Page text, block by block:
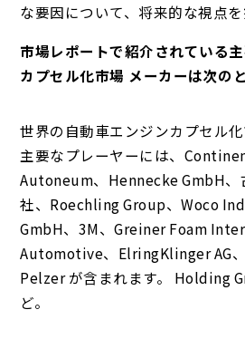
な要因について、将来的な視点を
市場レポートで紹介されている
カプセル化市場 メーカーは次のと
世界の自動車エンジンカプセル
主要なプレーヤーには、
Autoneum、Hennecke GmbH、
社、Roechling Group、Woco
GmbH、3M、Greiner Foam
Automotive、ElringKlinger AG
Pelzer が含まれます。 Holding
ど。